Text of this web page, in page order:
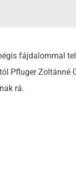
fájdalommal
Pfluger Zoltánné
rá.